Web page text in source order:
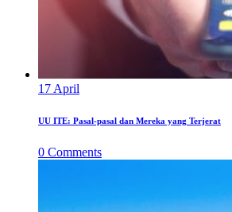
17 April
UU ITE: Pasal-pasal dan Mereka yang Terjerat
0 Comments